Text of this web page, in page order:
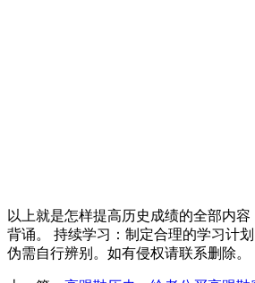
以上就是怎样提高历史成绩的全部内
背诵。 持续学习：制定合理的学习计
伪需自行辨别。如有侵权请联系删除。